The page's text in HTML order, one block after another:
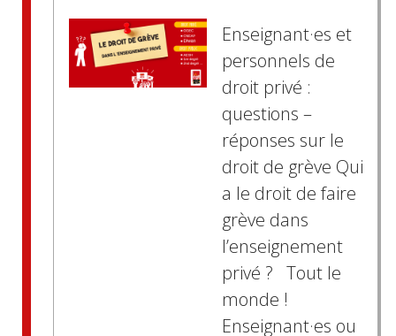
Enseignant·es et
personnels de
droit privé :
questions –
réponses sur le
droit de grève Qui
a le droit de faire
grève dans
l’enseignement
privé ? Tout le
monde !
Enseignant·es ou